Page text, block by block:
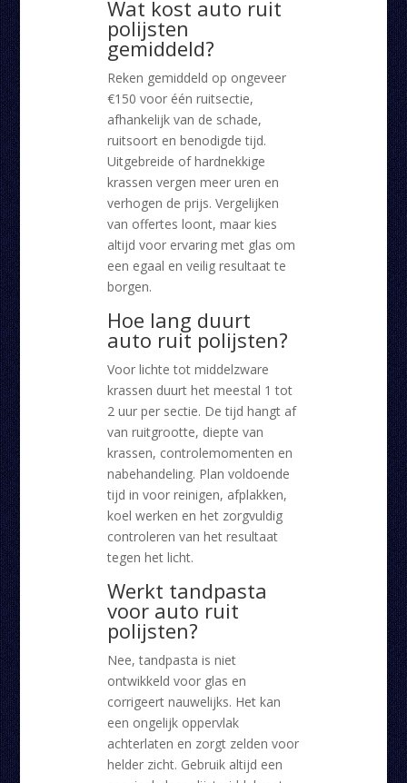
Wat kost auto ruit
polijsten
gemiddeld?
Reken gemiddeld op ongeveer
€150 voor één ruitsectie,
afhankelijk van de schade,
ruitsoort en benodigde tijd.
Uitgebreide of hardnekkige
krassen vergen meer uren en
verhogen de prijs. Vergelijken
van offertes loont, maar kies
altijd voor ervaring met glas om
een egaal en veilig resultaat te
borgen.
Hoe lang duurt
auto ruit polijsten?
Voor lichte tot middelzware
krassen duurt het meestal 1 tot
2 uur per sectie. De tijd hangt af
van ruitgrootte, diepte van
krassen, controlemomenten en
nabehandeling. Plan voldoende
tijd in voor reinigen, afplakken,
koel werken en het zorgvuldig
controleren van het resultaat
tegen het licht.
Werkt tandpasta
voor auto ruit
polijsten?
Nee, tandpasta is niet
ontwikkeld voor glas en
corrigeert nauwelijks. Het kan
een ongelijk oppervlak
achterlaten en zorgt zelden voor
helder zicht. Gebruik altijd een